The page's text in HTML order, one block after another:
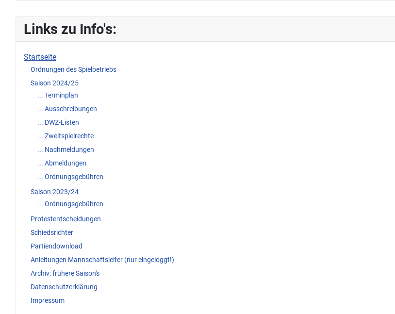
Links zu Info's:
Startseite
Ordnungen des Spielbetriebs
Saison 2024/25
... Terminplan
... Ausschreibungen
... DWZ-Listen
... Zweitspielrechte
... Nachmeldungen
... Abmeldungen
... Ordnungsgebühren
Saison 2023/24
... Ordnungsgebühren
Protestentscheidungen
Schiedsrichter
Partiendownload
Anleitungen Mannschaftsleiter (nur eingeloggt!)
Archiv: frühere Saison's
Datenschutzerklärung
Impressum